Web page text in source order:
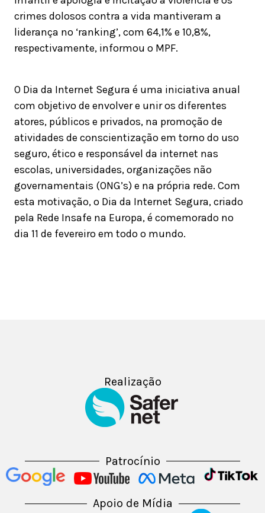
crimes dolosos contra a vida mantiveram a
liderança no ‘ranking’, com 64,1% e 10,8%,
respectivamente, informou o MPF.
O Dia da Internet Segura é uma iniciativa anual
com objetivo de envolver e unir os diferentes
atores, públicos e privados, na promoção de
atividades de conscientização em torno do uso
seguro, ético e responsável da internet nas
escolas, universidades, organizações não
governamentais (ONG’s) e na própria rede. Com
esta motivação, o Dia da Internet Segura, criado
pela Rede Insafe na Europa, é comemorado no
dia 11 de fevereiro em todo o mundo.
Realização
Patrocínio
Apoio de Mídia